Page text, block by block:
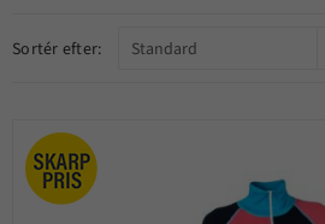
Sortér efter: